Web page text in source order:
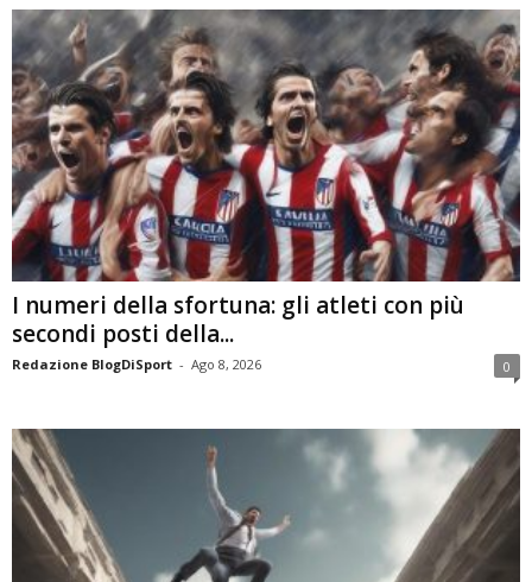
I numeri della sfortuna: gli atleti con più
secondi posti della...
Redazione BlogDiSport - Ago 8, 2026 0